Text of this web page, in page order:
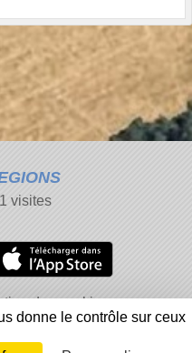
visites
des cookies
un contenu inapproprié
donne le contrôle sur ceux